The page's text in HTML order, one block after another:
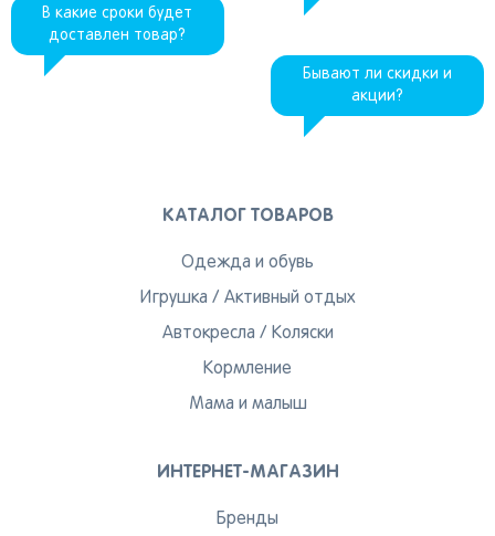
В какие сроки будет
доставлен товар?
Бывают ли скидки и
акции?
КАТАЛОГ ТОВАРОВ
Одежда и обувь
Игрушка / Активный отдых
Автокресла / Коляски
Кормление
Мама и малыш
ИНТЕРНЕТ-МАГАЗИН
Бренды